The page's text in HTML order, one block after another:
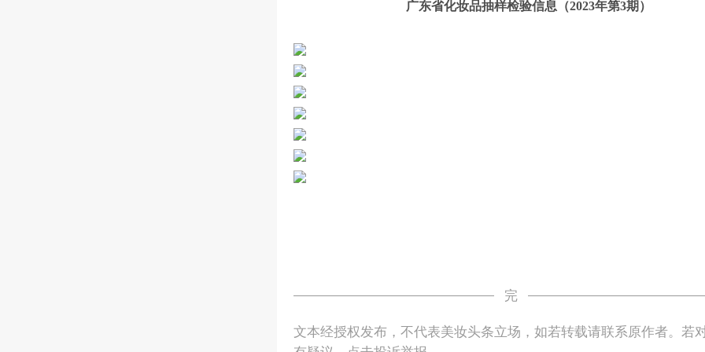
广东省化妆品抽样检验信息（2023年第3期）
完
文本经授权发布，不代表美妆头条立场，如若转载请联系原作者。若